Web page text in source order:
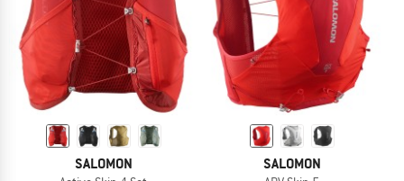
SALOMON SALOMON